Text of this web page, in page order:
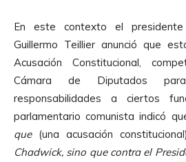
En este contexto el
Guillermo Teillier anunció que
Acusación Constitucional,
Cámara de Diputados
responsabilidades a ciertos
parlamentario comunista indicó
que (una acusación
Chadwick, sino que contra el